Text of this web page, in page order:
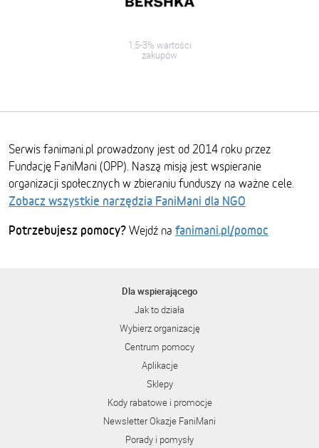
1,5-3% wartości
zakupów
Serwis fanimani.pl prowadzony jest od 2014 roku przez
Fundację FaniMani (OPP). Naszą misją jest wspieranie
organizacji społecznych w zbieraniu funduszy na ważne cele.
Zobacz wszystkie narzędzia FaniMani dla NGO
Potrzebujesz pomocy? Wejdź na fanimani.pl/pomoc
Dla wspierającego
Jak to działa
Wybierz organizację
Centrum pomocy
Aplikacje
Sklepy
Kody rabatowe i promocje
Newsletter Okazje FaniMani
Porady i pomysły